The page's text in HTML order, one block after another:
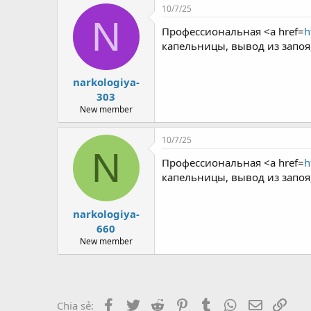
N
narkologiya-
303
New member
10/7/25
Профессиональная <a href=
капельницы, вывод из
N
narkologiya-
660
New member
10/7/25
Профессиональная <a href=
капельницы, вывод из
Chia sẻ: Facebook
Twitter Reddit PinterestTumblrWhatsApp
Email